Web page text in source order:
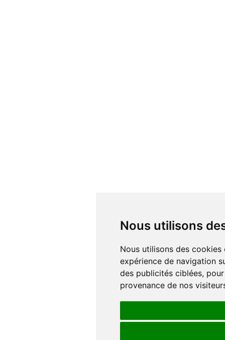
Nous utilisons
Nous utilisons des cookies et d'autres technologies de suivi pour améliorer votre
expérience de navigation
des publicités ciblées,
provenance de nos